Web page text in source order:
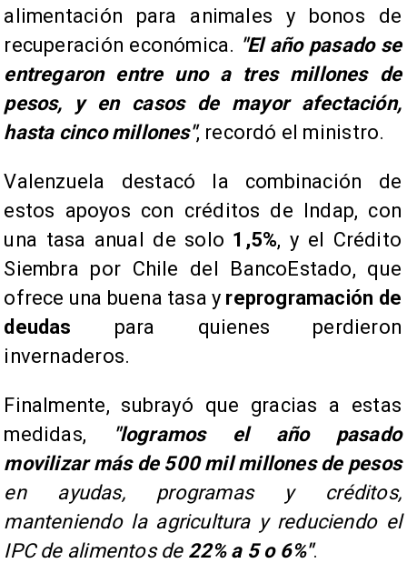
alimentación para animales y bonos de
recuperación económica. "El año pasado se
entregaron entre uno a tres millones de
pesos, y en casos de mayor afectación,
hasta cinco millones", recordó el ministro.
Valenzuela destacó la combinación de
estos apoyos con créditos de Indap, con
una tasa anual de solo 1,5%, y el Crédito
Siembra por Chile del BancoEstado, que
ofrece una buena tasa y reprogramación de
deudas para quienes perdieron
invernaderos.
Finalmente, subrayó que gracias a estas
medidas,
"logramos el año pasado
movilizar más de 500 mil millones de pesos
en ayudas, programas y créditos,
manteniendo la agricultura y reduciendo el
IPC de alimentos de 22% a 5 o 6%".